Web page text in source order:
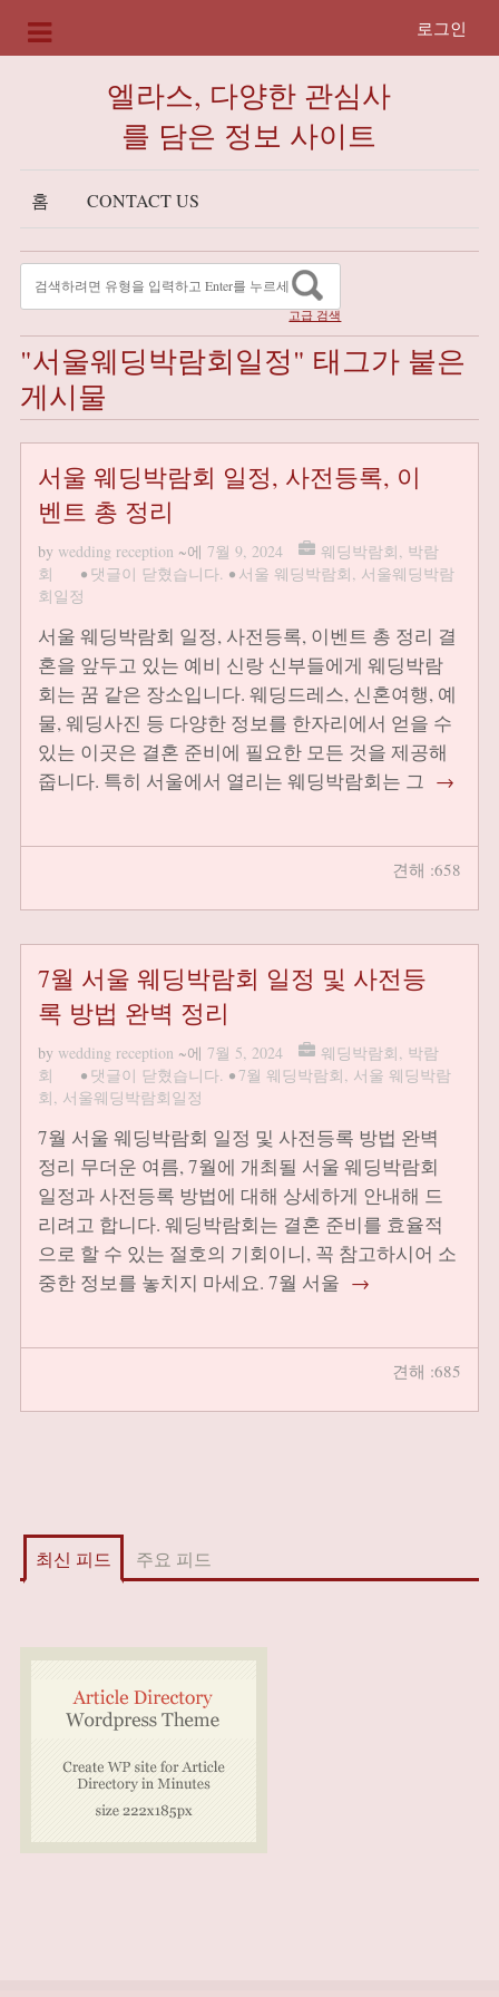
로그인
엘라스, 다양한 관심사
를 담은 정보 사이트
홈 CONTACT US
고급 검색
"서울웨딩박람회일정" 태그가 붙은
게시물
서울 웨딩박람회 일정, 사전등록, 이
벤트 총 정리
by wedding reception ~에 7월 9, 2024 웨딩박람회, 박람
회
• 댓글이 닫혔습니다. • 서울 웨딩박람회, 서울웨딩박람
회일정
서울 웨딩박람회 일정, 사전등록, 이벤트 총 정리 결
혼을 앞두고 있는 예비 신랑 신부들에게 웨딩박람
회는 꿈 같은 장소입니다. 웨딩드레스, 신혼여행, 예
물, 웨딩사진 등 다양한 정보를 한자리에서 얻을 수
있는 이곳은 결혼 준비에 필요한 모든 것을 제공해
줍니다. 특히 서울에서 열리는 웨딩박람회는 그 →
견해 :658
7월 서울 웨딩박람회 일정 및 사전등
록 방법 완벽 정리
by wedding reception ~에 7월 5, 2024 웨딩박람회, 박람
회
• 댓글이 닫혔습니다. •7월 웨딩박람회, 서울 웨딩박람
회, 서울웨딩박람회일정
7월 서울 웨딩박람회 일정 및 사전등록 방법 완벽
정리 무더운 여름, 7월에 개최될 서울 웨딩박람회
일정과 사전등록 방법에 대해 상세하게 안내해 드
리려고 합니다. 웨딩박람회는 결혼 준비를 효율적
으로 할 수 있는 절호의 기회이니, 꼭 참고하시어 소
중한 정보를 놓치지 마세요. 7월 서울 →
견해 :685
최신 피드 주요 피드